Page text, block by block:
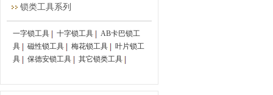
锁类工具系列
一字锁工具 十字锁工具
AB卡巴锁工
具
磁性锁工具 梅花锁工具
叶片锁工
具
保德安锁工具 其它锁类工具